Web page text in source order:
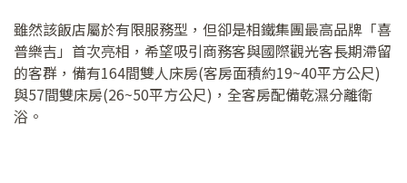
雖然該飯店屬於有限服務型，但卻是相鐵集團最高品牌「喜
普樂吉」首次亮相，希望吸引商務客與國際觀光客長期滯留
的客群，備有164間雙人床房(客房面積約19~40平方公尺)
與57間雙床房(26~50平方公尺)，全客房配備乾濕分離衛
浴。